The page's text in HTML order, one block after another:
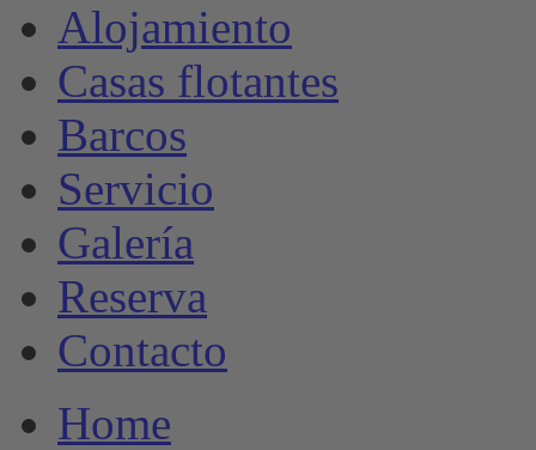
Alojamiento
Casas flotantes
Barcos
Servicio
Galería
Reserva
Contacto
Home